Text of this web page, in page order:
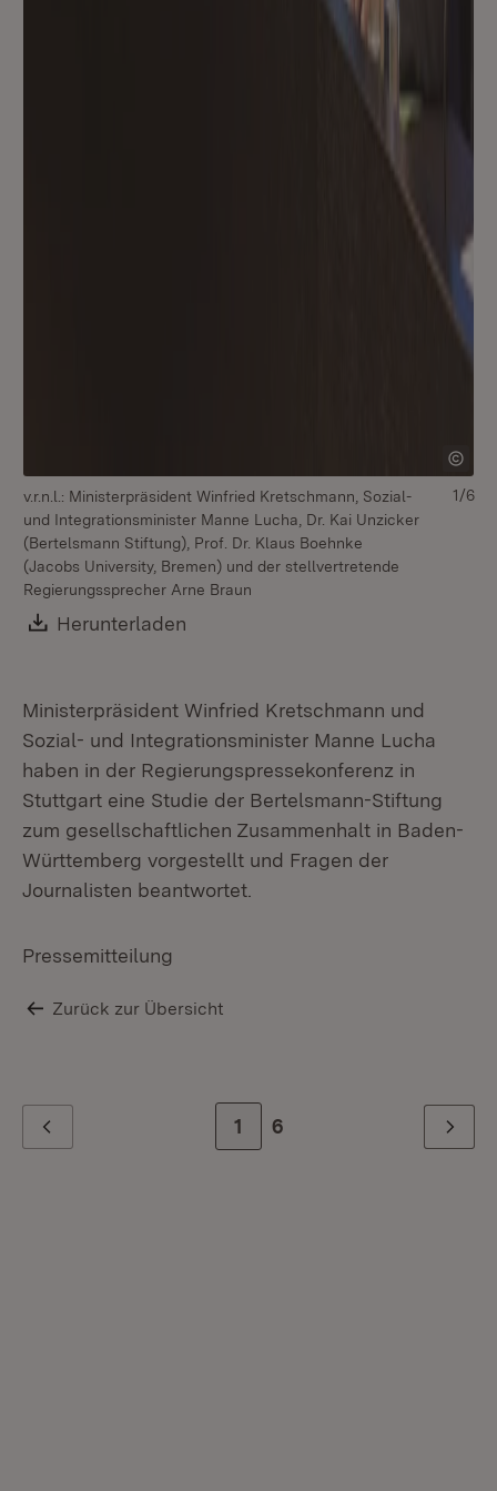
v.r.n.l.: Ministerpräsident Winfried Kretschmann, Sozial-
und Integrationsminister Manne Lucha, Dr. Kai Unzicker
(Bertelsmann Stiftung), Prof. Dr. Klaus Boehnke
(Jacobs University, Bremen) und der stellvertretende
Regierungssprecher Arne Braun
Download:
Herunterladen
1/6
Ministerpräsident Winfried Kretschmann und
Sozial- und Integrationsminister Manne Lucha
haben in der Regierungspressekonferenz in
Stuttgart eine Studie der Bertelsmann-Stiftung
zum gesellschaftlichen Zusammenhalt in Baden-
Württemberg vorgestellt und Fragen der
Journalisten beantwortet.
Pressemitteilung
Zurück zur Übersicht
Zur Seite
1 Zur letzten Seite
6 Weiter